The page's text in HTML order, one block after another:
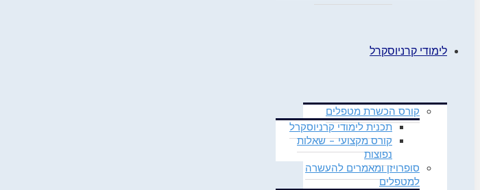
לימודי קרניוסקרל
קורס הכשרת מטפלים
תכנית לימודי קרניוסקרל
קורס מקצועי – שאלות
נפוצות
סופרויזן ומאמרים להעשרה
למטפלים